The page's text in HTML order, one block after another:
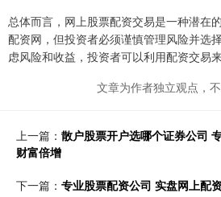
总体而言，网上股票配资交易是一种潜在
配资网，但投资者必须谨慎管理风险并选
虑风险和收益，投资者可以利用配资交易
文章为作者独立观点，
上一篇： 散户股票开户选哪个证券公司
财富倍增
下一篇： 专业股票配资公司 实盘网上配